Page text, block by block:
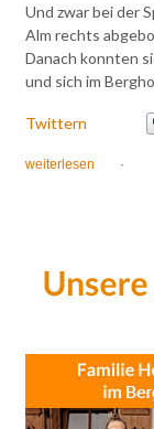
Und zwar bei der
Alm rechts
Danach konnten
und sich im
Twittern
weiterlesen ·